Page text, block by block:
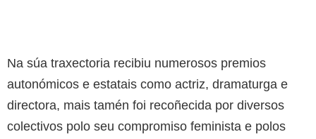
Na súa traxectoria recibiu numerosos premios
autonómicos e estatais como actriz, dramaturga e
directora, mais tamén foi recoñecida por diversos
colectivos polo seu compromiso feminista e polos